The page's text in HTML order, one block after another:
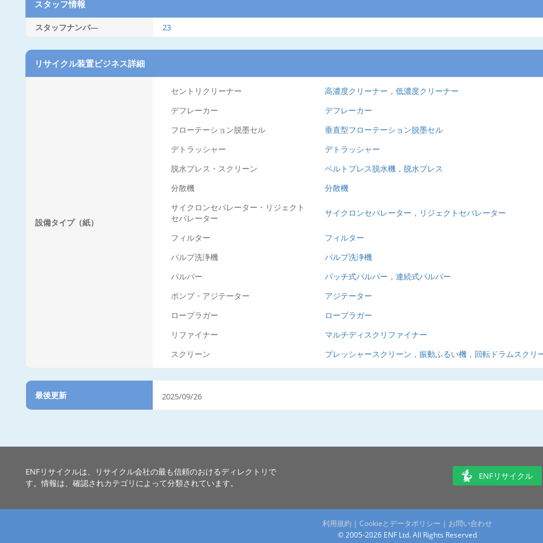
スタッフ情報
スタッフナンバ― 23
リサイクル装置ビジネス詳細
設備タイプ（紙）
セントリクリーナー
高濃度クリーナー，低濃度クリーナー
デフレーカー
デフレーカー
フローテーション脱墨セル
垂直型フローテーション脱墨セル
デトラッシャー
デトラッシャー
脱水プレス・スクリーン
ベルトプレス脱水機，脱水プレス
分散機
分散機
サイクロンセパレーター・リジェクト
セパレーター
サイクロンセパレーター，リジェクトセパレーター
フィルター
フィルター
パルプ洗浄機
パルプ洗浄機
パルパー
バッチ式パルパー，連続式パルパー
ポンプ・アジテーター
アジテーター
ロープラガー
ロープラガー
リファイナー
マルチディスクリファイナー
スクリーン
プレッシャースクリーン，振動ふるい機，回転ドラムスクリ
最後更新 2025/09/26
ENFリサイクルは、リサイクル会社の最も信頼のおけるディレクトリで
す。情報は、確認されカテゴリによって分類されています。
ENFリサイクル
利用規約 | Cookieとデータポリシー | お問い合わせ
© 2005-2026 ENF Ltd. All Rights Reserved